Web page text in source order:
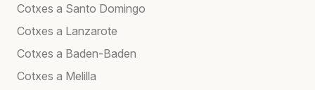
Cotxes a Santo Domingo
Cotxes a Lanzarote
Cotxes a Baden-Baden
Cotxes a Melilla